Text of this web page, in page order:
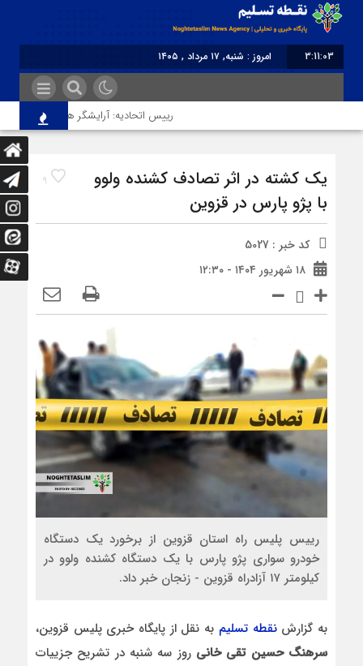
3:11:03
امروز : شنبه, ۱۷ مرداد , ۱۴۰۵
رییس اتحادیه: آرایشگر هتاک در قزوین عضو
9
یک کشته در اثر تصادف کشنده ولوو
با پژو پارس در قزوین
کد خبر : 5027
۱۸ شهریور ۱۴۰۴ - ۱۲:۳۰
ریيس پليس راه استان قزوین از برخورد يک دستگاه
خودرو سواری پژو پارس با يک دستگاه کشنده ولوو در
کيلومتر ۱۷ آزادراه قزوين - زنجان خبر داد.
به گزارشنقطه تسلیم به نقل از پایگاه خبری پلیس قزوین،
سرهنگ حسين تقی خانی روز سه شنبه در تشريح جزیيات